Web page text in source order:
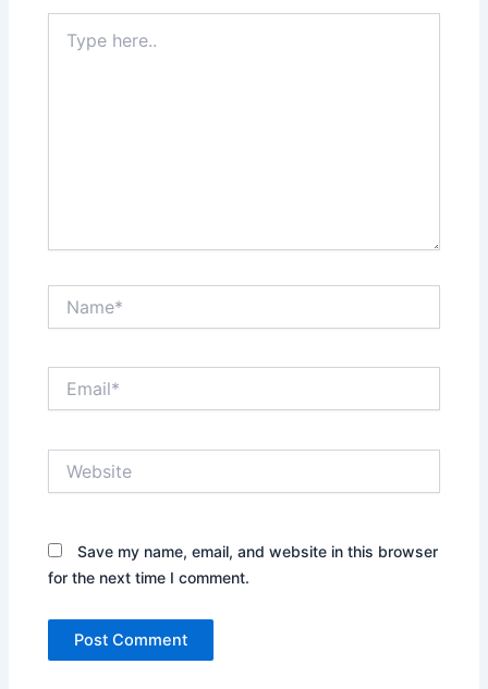
here..
Save my name, email, and website in this browser
for the next time I comment.